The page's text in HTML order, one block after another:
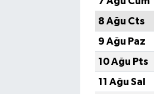
8 Ağu Cts
9 Ağu Paz
10 Ağu Pts
11 Ağu Sal